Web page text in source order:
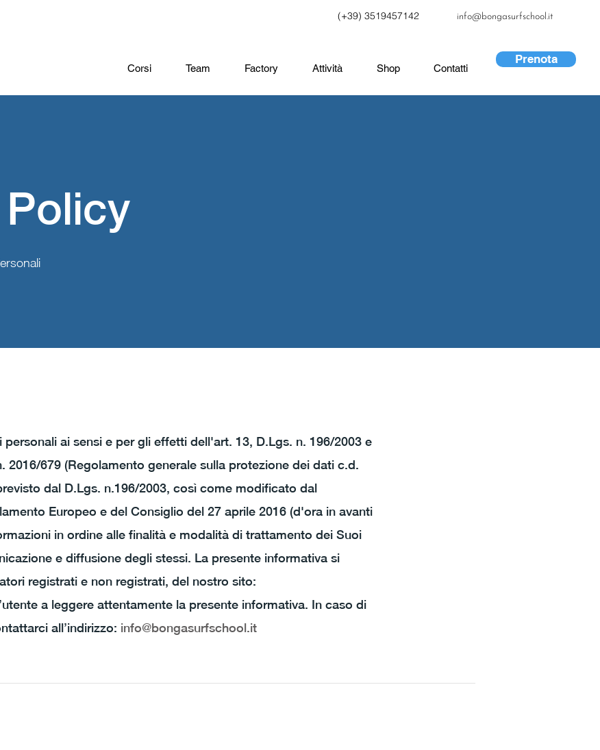
(+39) 3519457142 info@bongasurfschool.it
Corsi Team Factory Attività Shop Contatti
Prenota
ai sensi e per gli effetti dell'art. 13, D.Lgs. n. 196/2003 e
2016/679 (Regolamento generale sulla protezione dei dati c.d.
dal D.Lgs. n.196/2003, così come modificato dal
Europeo e del Consiglio del 27 aprile 2016 (d'ora in avanti
in ordine alle finalità e modalità di trattamento dei Suoi
e diffusione degli stessi. La presente informativa si
registrati e non registrati, del nostro sito:
a leggere attentamente la presente informativa. In caso di
all’indirizzo: info@bongasurfschool.it